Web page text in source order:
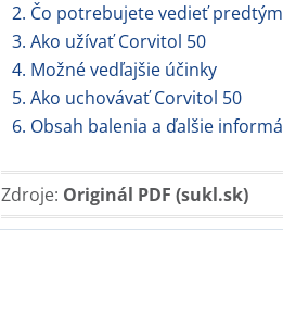
2. Čo potrebujete vedieť
3. Ako užívať Corvitol 50
4. Možné vedľajšie účinky
5. Ako uchovávať Corvitol 50
6. Obsah balenia a ďalšie
Zdroje: Originál PDF (sukl.sk)